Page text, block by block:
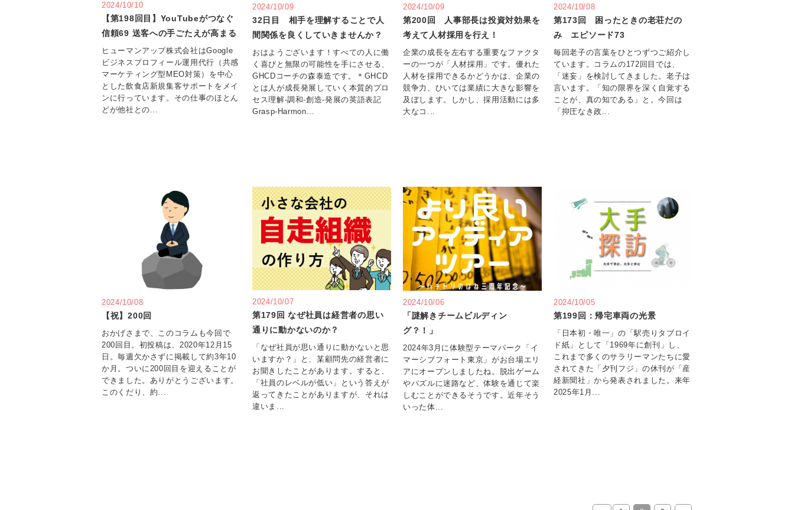
2024/10/10
【第198回目】YouTubeがつなぐ
信頼69 送客への手ごたえが高まる
ヒューマンアップ株式会社はGoogle
ビジネスプロフィール運用代行（共感
マーケティング型MEO対策）を中心
とした飲食店新規集客サポートをメイ
ンに行っています。その仕事のほとん
どが他社との...
2024/10/09
32日目 相手を理解することで人
間関係を良くしていきませんか？
おはようございます！すべての人に働
く喜びと無限の可能性を手にさせる、
GHCDコーチの森泰造です。＊GHCD
とは人が成長発展していく本質的プロ
セス理解‐調和‐創造‐発展の英語表記
Grasp-Harmon...
2024/10/09
第200回 人事部長は投資対効果を
考えて人材採用を行え！
企業の成長を左右する重要なファクタ
ーの一つが「人材採用」です。優れた
人材を採用できるかどうかは、企業の
競争力、ひいては業績に大きな影響を
及ぼします。しかし、採用活動には多
大なコ...
2024/10/08
第173回 困ったときの老荘だの
み エピソード73
毎回老子の言葉をひとつずつご紹介し
ています。コラムの172回目では、
「迷妄」を検討してきました。老子は
言います。「知の限界を深く自覚する
ことが、真の知である」と。今回は
「抑圧なき政...
2024/10/08
【祝】200回
おかげさまで、このコラムも今回で
200回目。初投稿は、2020年12月15
日。毎週欠かさずに掲載して約3年10
か月。ついに200回目を迎えることが
できました。ありがとうございます。
このくだり、約...
2024/10/07
第179回 なぜ社員は経営者の思い
通りに動かないのか？
「なぜ社員が思い通りに動かないと思
いますか？」と、某顧問先の経営者に
お聞きしたことがあります。すると、
「社員のレベルが低い」という答えが
返ってきたことがありますが、それは
違いま...
2024/10/06
「謎解きチームビルディン
グ？！」
2024年3月に体験型テーマパーク「イ
マーシブフォート東京」がお台場エリ
アにオープンしましたね。脱出ゲーム
やパズルに迷路など、体験を通じて楽
しむことができるそうです。近年そう
いった体...
2024/10/05
第199回：帰宅車両の光景
「日本初・唯一」の「駅売りタブロイ
ド紙」として「1969年に創刊」し、
これまで多くのサラリーマンたちに愛
されてきた「夕刊フジ」の休刊が「産
経新聞社」から発表されました。来年
2025年1月...